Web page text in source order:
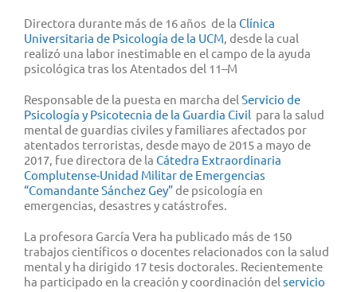
Directora durante más de 16 años de la Clínica
Universitaria de Psicología de la UCM , desde la cual
realizó una labor inestimable en el campo de la ayuda
psicológica tras los Atentados del 11–M
Responsable de la puesta en marcha del Servicio de
Psicología y Psicotecnia de la Guardia Civil para la salud
mental de guardias civiles y familiares afectados por
atentados terroristas, desde mayo de 2015 a mayo de
2017, fue directora de la Cátedra Extraordinaria
Complutense-Unidad Militar de Emergencias
“Comandante Sánchez Gey”de psicología en
emergencias, desastres y catástrofes.
La profesora García Vera ha publicado más de 150
trabajos científicos o docentes relacionados con la salud
mental y ha dirigido 17 tesis doctorales. Recientemente
ha participado en la creación y coordinación del servicio